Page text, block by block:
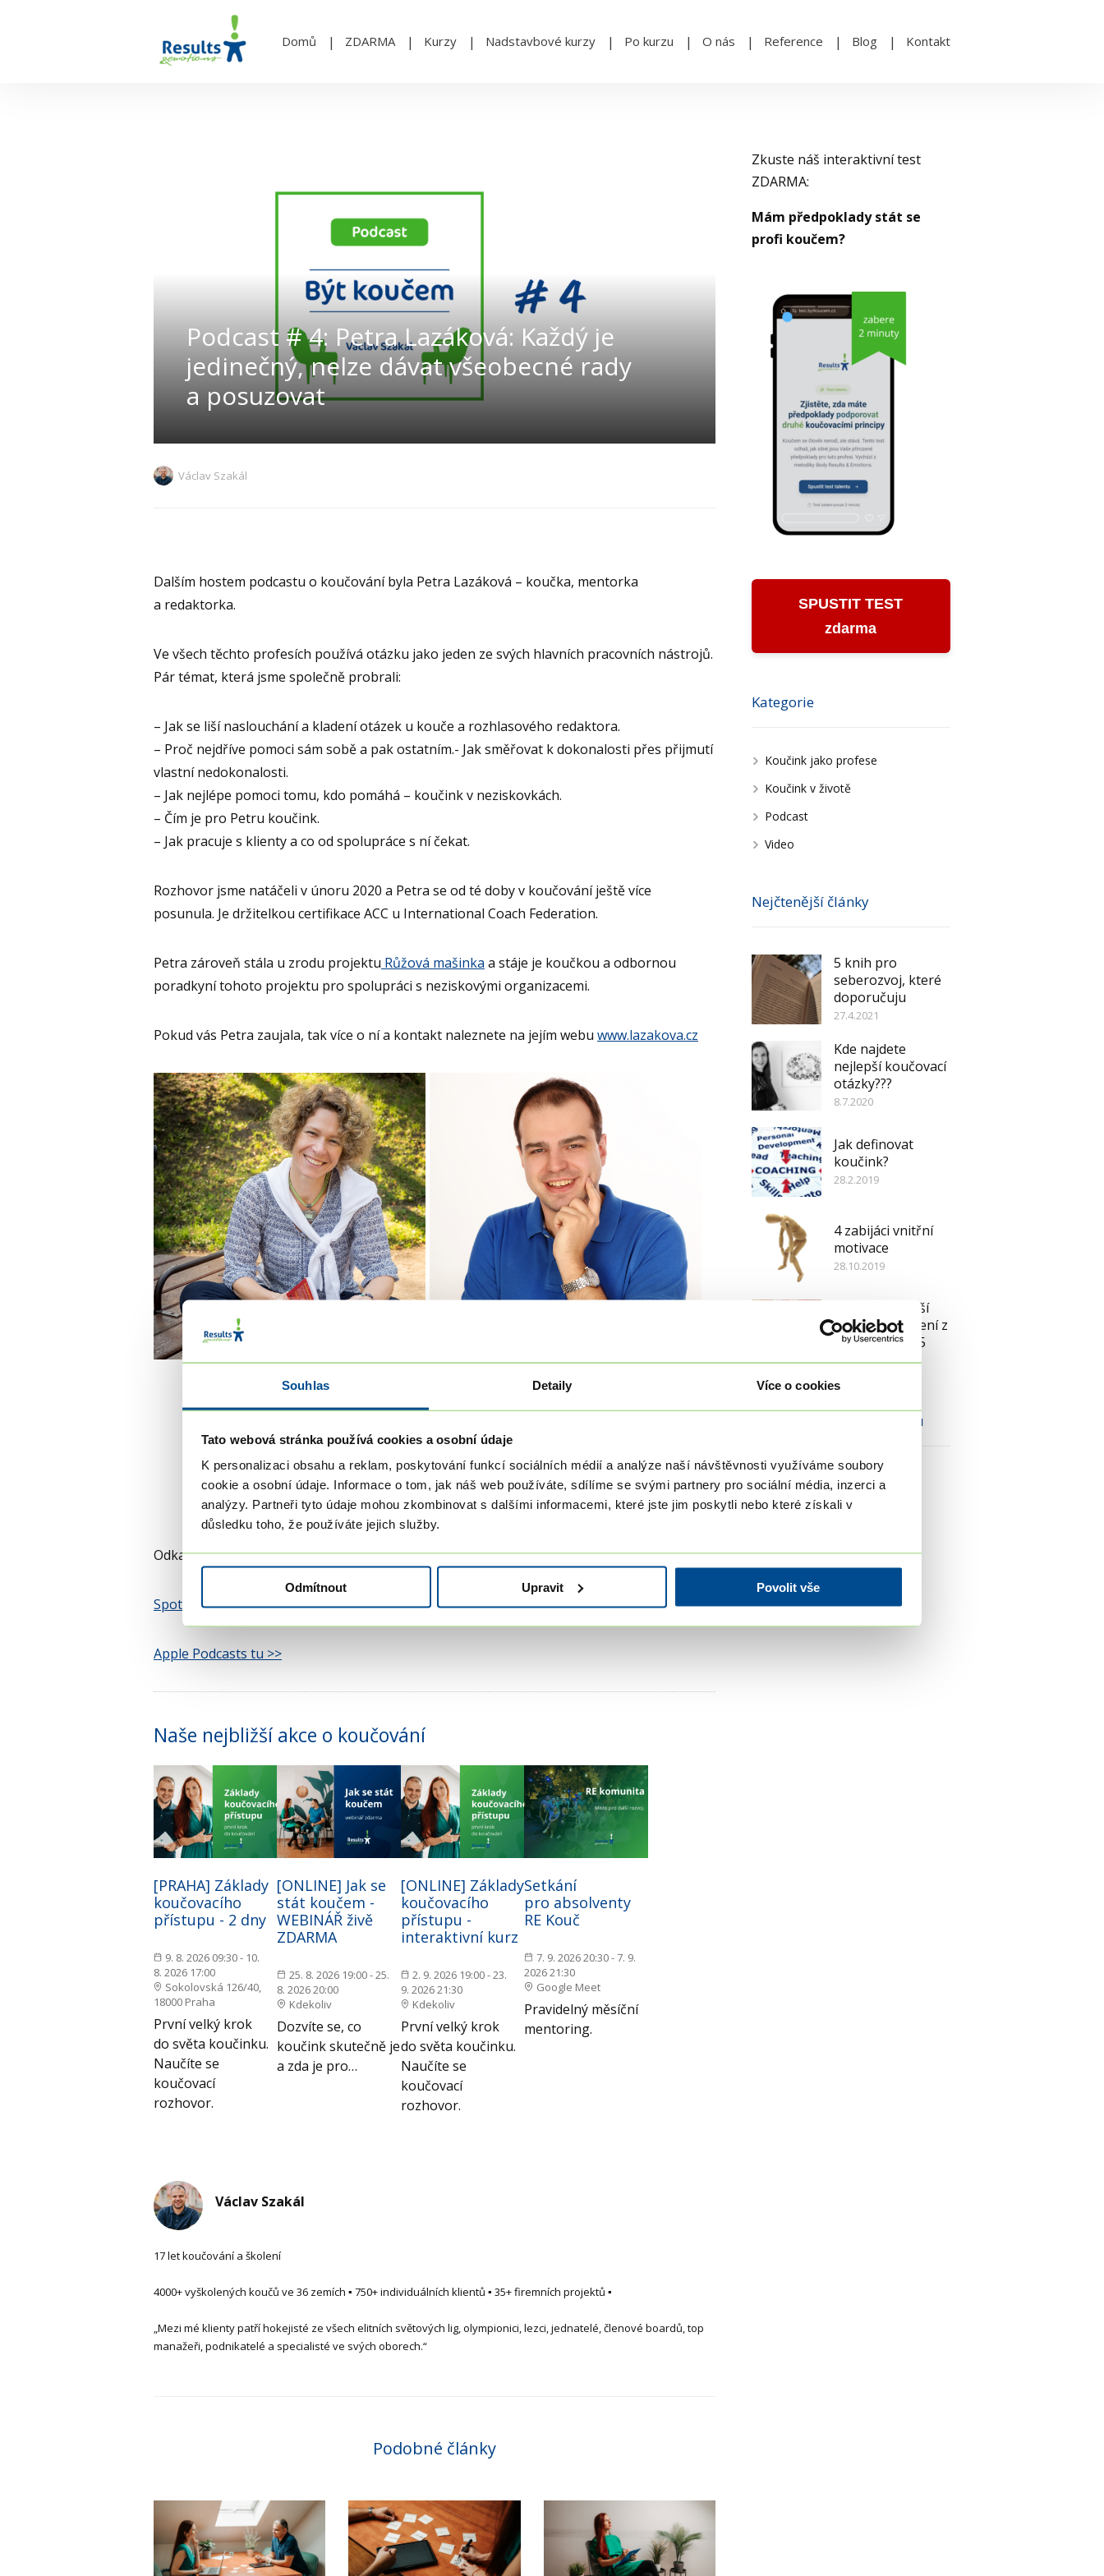
Souhlas Detaily Více o cookies
Tato webová stránka používá cookies a osobní údaje
K personalizaci obsahu a reklam, poskytování funkcí sociálních médií a analýze naší návštěvnosti využíváme soubory
cookie a osobní údaje. Informace o tom, jak náš web používáte, sdílíme se svými partnery pro sociální média, inzerci a
analýzy. Partneři tyto údaje mohou zkombinovat s dalšími informacemi, které jste jim poskytli nebo které získali v
důsledku toho, že používáte jejich služby.
Odmítnout Upravit Povolit vše
Domů ZDARMA Kurzy Nadstavbové kurzy Po kurzu O nás Reference Blog Kontakt
Podcast # 4: Petra Lazáková: Každý je
jedinečný, nelze dávat všeobecné rady
a posuzovat
Václav Szakál
Dalším hostem podcastu o koučování byla Petra Lazáková – koučka, mentorka
a redaktorka.
Ve všech těchto profesích používá otázku jako jeden ze svých hlavních pracovních nástrojů.
Pár témat, která jsme společně probrali:
– Jak se liší naslouchání a kladení otázek u kouče a rozhlasového redaktora.
– Proč nejdříve pomoci sám sobě a pak ostatním.- Jak směřovat k dokonalosti přes přijmutí
vlastní nedokonalosti.
– Jak nejlépe pomoci tomu, kdo pomáhá – koučink v neziskovkách.
– Čím je pro Petru koučink.
– Jak pracuje s klienty a co od spolupráce s ní čekat.
Rozhovor jsme natáčeli v únoru 2020 a Petra se od té doby v koučování ještě více
posunula. Je držitelkou certifikace ACC u International Coach Federation.
Petra zároveň stála u zrodu projektu Růžová mašinka a stáje je koučkou a odbornou
poradkyní tohoto projektu pro spolupráci s neziskovými organizacemi.
Pokud vás Petra zaujala, tak více o ní a kontakt naleznete na jejím webu www.lazakova.cz
Odkazy, které vás navedou k poslechu 4. epizody (30 minut).
Spotify tady >>
Apple Podcasts tu >>
Naše nejbližší akce o koučování
[PRAHA] Základy
koučovacího
přístupu - 2 dny
9. 8. 2026 09:30 - 10.
8. 2026 17:00
Sokolovská 126/40,
18000 Praha
První velký krok
do světa koučinku.
Naučíte se
koučovací
rozhovor.
[ONLINE] Jak se
stát koučem -
WEBINÁŘ živě
ZDARMA
25. 8. 2026 19:00 - 25.
8. 2026 20:00
Kdekoliv
Dozvíte se, co
koučink skutečně je
a zda je pro…
[ONLINE] Základy
koučovacího
přístupu -
interaktivní kurz
2. 9. 2026 19:00 - 23.
9. 2026 21:30
Kdekoliv
První velký krok
do světa koučinku.
Naučíte se
koučovací
rozhovor.
Setkání
pro absolventy
RE Kouč
7. 9. 2026 20:30 - 7. 9.
2026 21:30
Google Meet
Pravidelný měsíční
mentoring.
Václav Szakál
17 let koučování a školení
4000+ vyškolených koučů ve 36 zemích ▪ 750+ individuálních klientů ▪ 35+ firemních projektů ▪
„Mezi mé klienty patří hokejisté ze všech elitních světových lig, olympionici, lezci, jednatelé, členové boardů, top
manažeři, podnikatelé a specialisté ve svých oborech.“
Podobné články
Zkuste náš interaktivní test
ZDARMA:
Mám předpoklady stát se
profi koučem?
SPUSTIT TEST
zdarma
Kategorie
Koučink jako profese
Koučink v životě
Podcast
Video
Nejčtenější články
5 knih pro
seberozvoj, které
doporučuju
27.4.2021
Kde najdete
nejlepší koučovací
otázky???
8.7.2020
Jak definovat
koučink?
28.2.2019
4 zabijáci vnitřní
motivace
28.10.2019
Co je důležitější
než cíle? Poučení z
let 2018 – 2025
27.1.2026
Najdete nás na Facebooku